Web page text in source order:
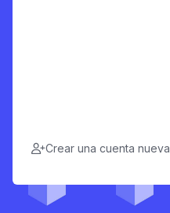
Crear una cuenta nueva